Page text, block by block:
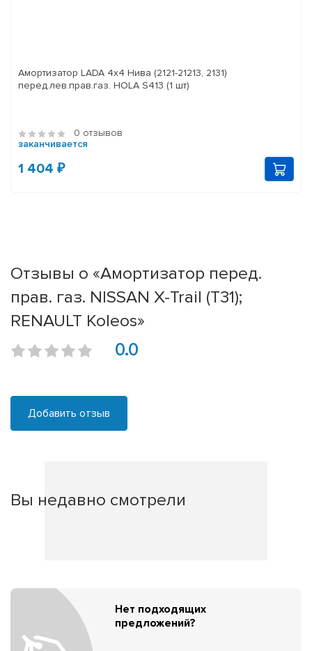
Амортизатор LADA 4x4 Нива (2121-21213, 2131)
перед.лев.прав.газ. HOLA S413 (1 шт)
0 отзывов
заканчивается
1 404 ₽
Отзывы о «Амортизатор перед.
прав. газ. NISSAN X-Trail (T31);
RENAULT Koleos»
0.0
Добавить отзыв
Вы недавно смотрели
Нет подходящих
предложений?